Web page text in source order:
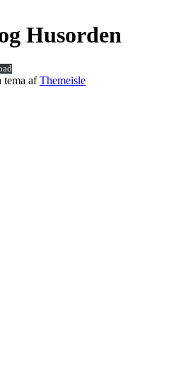
Husorden
tema afThemeisle